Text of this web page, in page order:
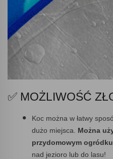
✅ MOŻLIWOŚĆ
Koc można w łatwy
dużo miejsca.
Można
przydomowym
nad jezioro lub do lasu!